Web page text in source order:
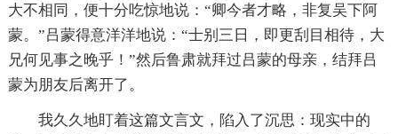
大不相同，便十分吃惊地说：“卿今者才略，非复吴下阿
蒙。”吕蒙得意洋洋地说：“士别三日，即更刮目相待，大
兄何见事之晚乎！”然后鲁肃就拜过吕蒙的母亲，结拜吕
蒙为朋友后离开了。
我久久地盯着这篇文言文，陷入了沉思：现实中的